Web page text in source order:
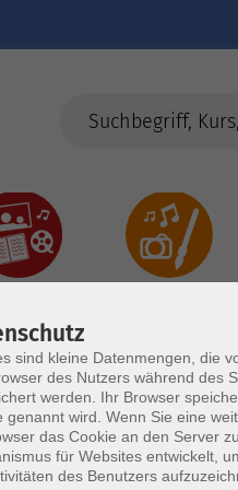
sind kleine Datenmengen, die
des Nutzers während des
werden. Ihr Browser
genannt wird. Wenn Sie eine
das Cookie an den Server
für Websites entwickelt,
des Benutzers